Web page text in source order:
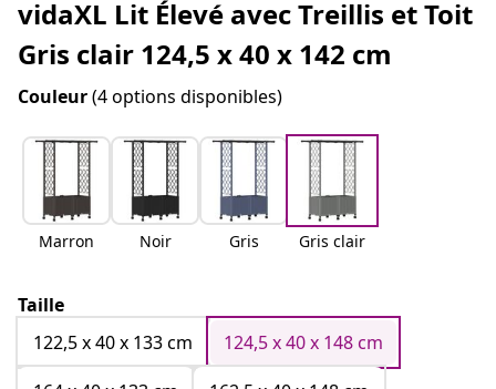
vidaXL Lit Élevé avec Treillis et Toit
Gris clair 124,5 x 40 x 142 cm
Couleur(4 options disponibles)
Marron Noir Gris Gris clair
Taille
122,5 x 40 x 133 cm
124,5 x 40 x 148 cm